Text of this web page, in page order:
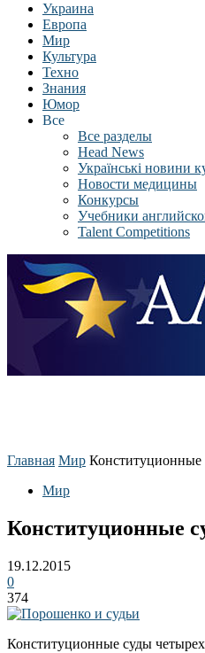
Украина
Европа
Мир
Культура
Техно
Знания
Юмор
Все
Все разделы
Head News
Українські новини
Новости медицины
Конкурсы
Учебники
Talent Competitions
Главная Мир Конституционные
Мир
Конституционные
19.12.2015
0
374
Конституционные суды